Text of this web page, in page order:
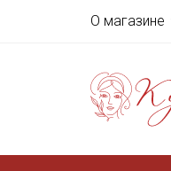
О магазине